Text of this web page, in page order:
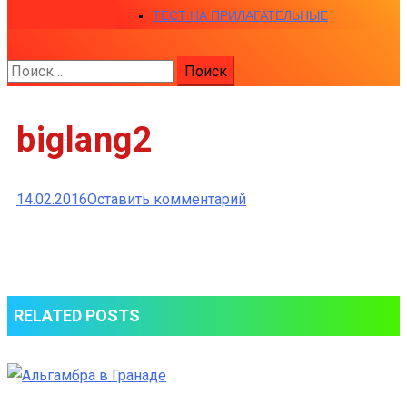
ТЕСТ НА ПРИЛАГАТЕЛЬНЫЕ
Найти:
biglang2
14.02.2016Оставить комментарийк
RELATED POSTS